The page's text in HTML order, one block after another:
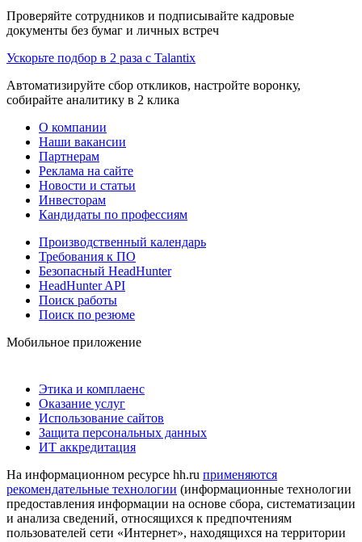
Проверяйте сотрудников и подписывайте кадровые
документы без бумаг и личных встреч
Ускорьте подбор в 2 раза с Talantix
Автоматизируйте сбор откликов, настройте воронку,
собирайте аналитику в 2 клика
О компании
Наши вакансии
Партнерам
Реклама на сайте
Новости и статьи
Инвесторам
Кандидаты по профессиям
Производственный календарь
Требования к ПО
Безопасный HeadHunter
HeadHunter API
Поиск работы
Поиск по резюме
Мобильное приложение
Этика и комплаенс
Оказание услуг
Использование сайтов
Защита персональных данных
ИТ аккредитация
На информационном ресурсе hh.ru применяются
рекомендательные технологии (информационные технологии
предоставления информации на основе сбора, систематизации
и анализа сведений, относящихся к предпочтениям
пользователей сети «Интернет», находящихся на территории